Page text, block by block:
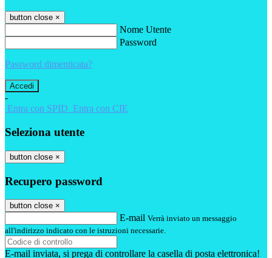
button close ×
Nome Utente
Password
Password dimenticata?
-
Entra con SPID Entra con CIE
Seleziona utente
button close ×
Recupero password
button close ×
E-mail Verrà inviato un messaggio
all'indirizzo indicato con le istruzioni necessarie.
E-mail inviata, si prega di controllare la casella di posta elettronica!